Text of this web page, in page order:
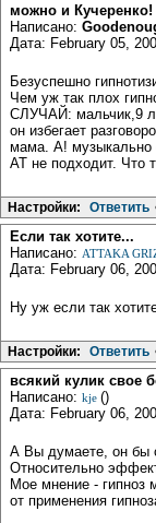
можно и Кучеренко!
Написано:
Дата: February 05,
Безуспешно
Чем уж так плох
СЛУЧАЙ: мальчик,9
он избегает
мама. А! музыкально
АТ не подходит. Что
Настройки: Ответить
Если так хотите...
Написано: ATTAKA
Дата: February 06,
Ну уж если так
Настройки: Ответить
всякий кулик свое
Написано: kje ()
Дата: February 06,
А Вы думаете, он бы
Относительно
Мое мнение - гипноз
от применения